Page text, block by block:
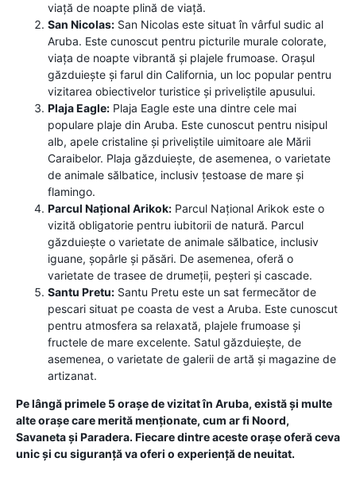
viață de noapte plină de viață.
San Nicolas: San Nicolas este situat în vârful sudic al
Aruba. Este cunoscut pentru picturile murale colorate,
viața de noapte vibrantă și plajele frumoase. Orașul
găzduiește și farul din California, un loc popular pentru
vizitarea obiectivelor turistice și priveliștile apusului.
Plaja Eagle: Plaja Eagle este una dintre cele mai
populare plaje din Aruba. Este cunoscut pentru nisipul
alb, apele cristaline și priveliștile uimitoare ale Mării
Caraibelor. Plaja găzduiește, de asemenea, o varietate
de animale sălbatice, inclusiv țestoase de mare și
flamingo.
Parcul Național Arikok: Parcul Național Arikok este o
vizită obligatorie pentru iubitorii de natură. Parcul
găzduiește o varietate de animale sălbatice, inclusiv
iguane, șopârle și păsări. De asemenea, oferă o
varietate de trasee de drumeții, peșteri și cascade.
Santu Pretu: Santu Pretu este un sat fermecător de
pescari situat pe coasta de vest a Aruba. Este cunoscut
pentru atmosfera sa relaxată, plajele frumoase și
fructele de mare excelente. Satul găzduiește, de
asemenea, o varietate de galerii de artă și magazine de
artizanat.
Pe lângă primele 5 orașe de vizitat în Aruba, există și multe
alte orașe care merită menționate, cum ar fi Noord,
Savaneta și Paradera. Fiecare dintre aceste orașe oferă ceva
unic și cu siguranță va oferi o experiență de neuitat.